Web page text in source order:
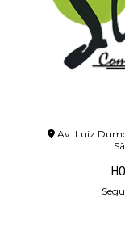
Av. Luiz